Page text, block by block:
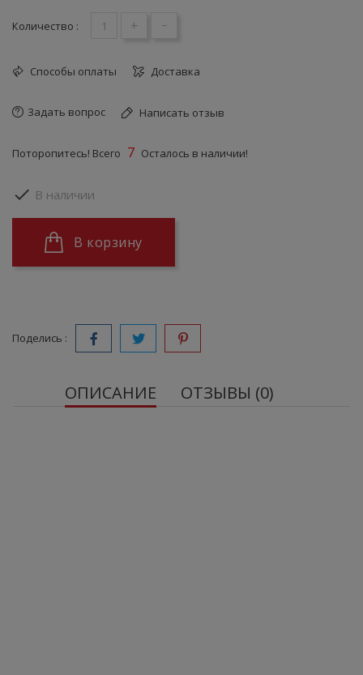
Количество : + -
Способы оплаты Доставка
Задать вопрос Написать отзыв
Поторопитесь! Всего 7 Осталось в наличии!
 В наличии
В корзину
Поделись :
ОПИСАНИЕ ОТЗЫВЫ (0)